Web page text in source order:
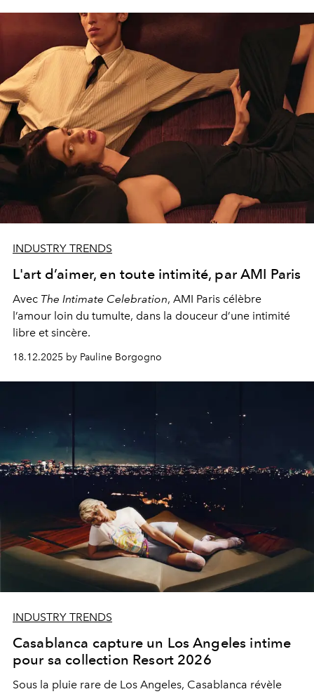
INDUSTRY TRENDS
L'art d’aimer, en toute intimité, par AMI Paris
Avec The Intimate Celebration, AMI Paris célèbre
l’amour loin du tumulte, dans la douceur d’une intimité
libre et sincère.
18.12.2025 by Pauline Borgogno
INDUSTRY TRENDS
Casablanca capture un Los Angeles intime
pour sa collection Resort 2026
Sous la pluie rare de Los Angeles, Casablanca révèle